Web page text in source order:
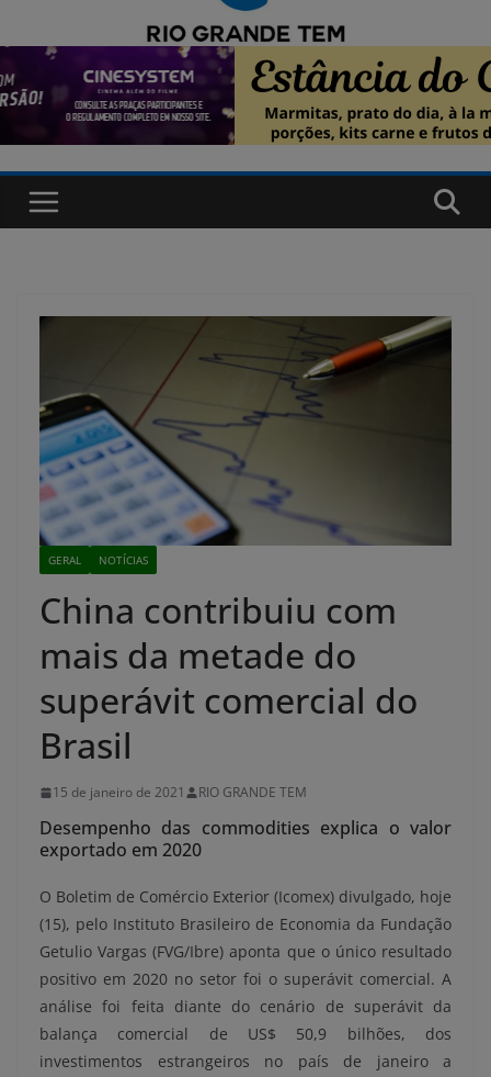
GERAL NOTÍCIAS
China contribuiu com
mais da metade do
superávit comercial do
Brasil
15 de janeiro de 2021 RIO GRANDE TEM
Desempenho das commodities explica o valor
exportado em 2020
O Boletim de Comércio Exterior (Icomex) divulgado, hoje
(15), pelo Instituto Brasileiro de Economia da Fundação
Getulio Vargas (FVG/Ibre) aponta que o único resultado
positivo em 2020 no setor foi o superávit comercial. A
análise foi feita diante do cenário de superávit da
balança comercial de US$ 50,9 bilhões, dos
investimentos estrangeiros no país de janeiro a